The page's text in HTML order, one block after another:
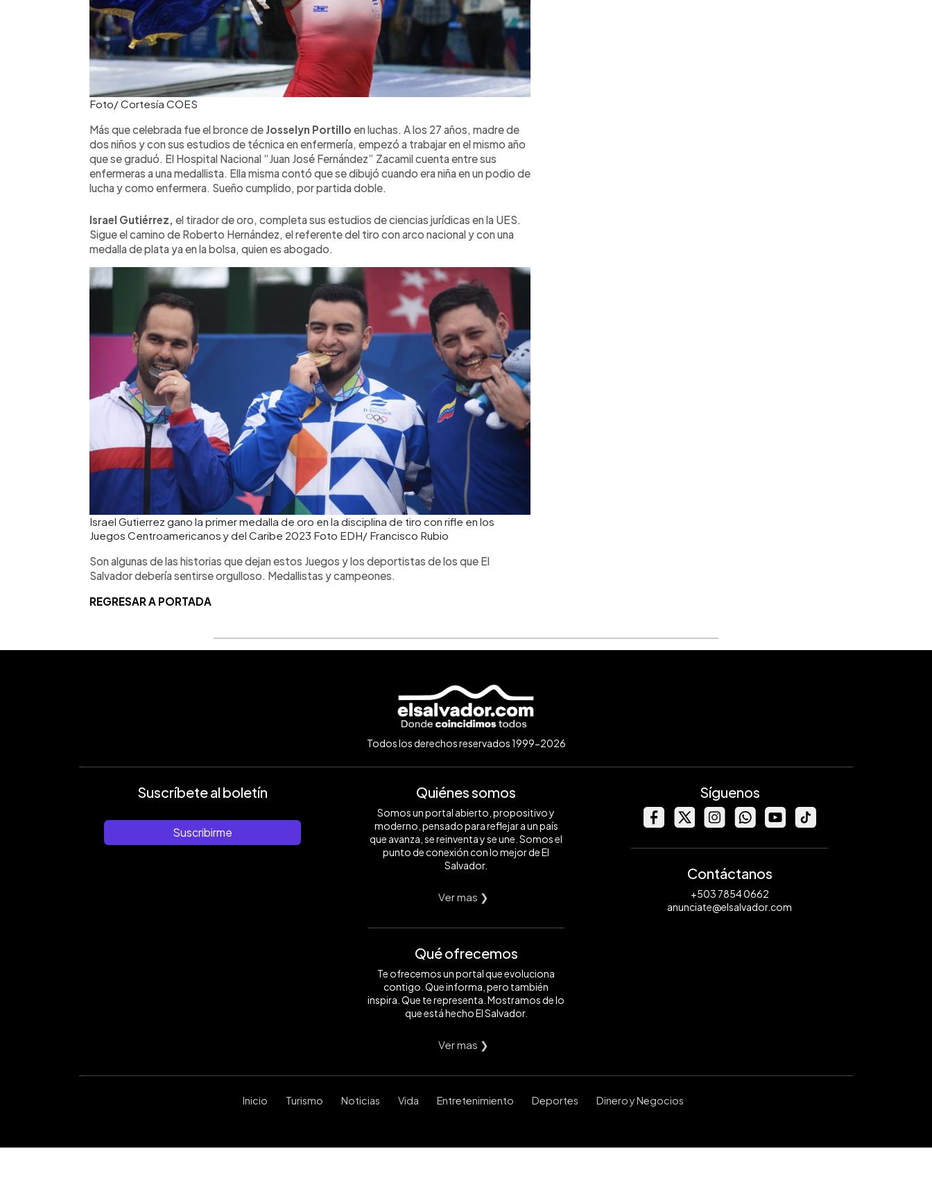
Foto/ Cortesía COES
Más que celebrada fue el bronce de Josselyn Portillo en luchas. A los 27 años, madre de
dos niños y con sus estudios de técnica en enfermería, empezó a trabajar en el mismo año
que se graduó. El Hospital Nacional “Juan José Fernández” Zacamil cuenta entre sus
enfermeras a una medallista. Ella misma contó que se dibujó cuando era niña en un podio de
lucha y como enfermera. Sueño cumplido, por partida doble.
Israel Gutiérrez, el tirador de oro, completa sus estudios de ciencias jurídicas en la UES.
Sigue el camino de Roberto Hernández, el referente del tiro con arco nacional y con una
medalla de plata ya en la bolsa, quien es abogado.
Israel Gutierrez gano la primer medalla de oro en la disciplina de tiro con rifle en los
Juegos Centroamericanos y del Caribe 2023 Foto EDH/ Francisco Rubio
Son algunas de las historias que dejan estos Juegos y los deportistas de los que El
Salvador debería sentirse orgulloso. Medallistas y campeones.
REGRESAR A PORTADA
Todos los derechos reservados 1999-2026
Suscríbete al boletín
Suscribirme
Quiénes somos
Somos un portal abierto, propositivo y
moderno, pensado para reflejar a un país
que avanza, se reinventa y se une. Somos el
punto de conexión con lo mejor de El
Salvador.
Ver mas ❯
Qué ofrecemos
Te ofrecemos un portal que evoluciona
contigo. Que informa, pero también
inspira. Que te representa. Mostramos de lo
que está hecho El Salvador.
Ver mas ❯
Síguenos
Contáctanos
+503 7854 0662
anunciate@elsalvador.com
Inicio Turismo Noticias Vida Entretenimiento Deportes Dinero y Negocios